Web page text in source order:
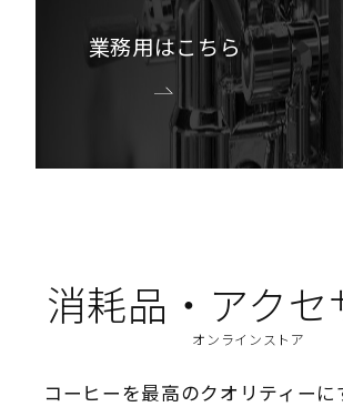
業務用はこちら
消耗品・アクセ
オンラインストア
コーヒーを最高のクオリティーに